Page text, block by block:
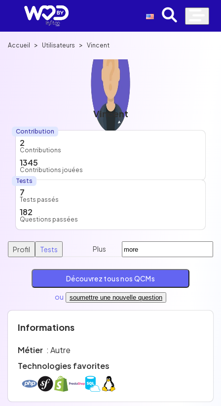
Accueil > Utilisateurs > Vincent
Vincent
Contribution
2
Contributions
1345
Contributions jouées
Tests
7
Tests passés
182
Questions passées
Profil Tests Plus
Découvrez tous nos QCMs
ou soumettre une nouvelle question
Informations
Métier : Autre
Technologies favorites